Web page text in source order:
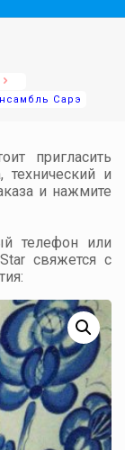
Сарэ
пригласить
технический и
и нажмите
телефон или
свяжется с